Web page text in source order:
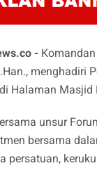
-
menghadiri
Halaman Masjid
unsur
bersama
persatuan,